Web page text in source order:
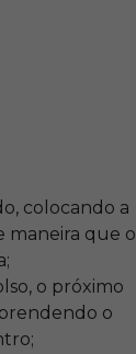
colocando a
maneira que o
o próximo
o